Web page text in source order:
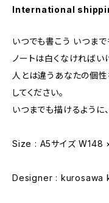
International
いつでも書こう いつまで
ノートは白くなければい
人とは違うあなたの個
してください。
いつまでも描けるように
Size : A5サイズ W148
Designer : kurosawa